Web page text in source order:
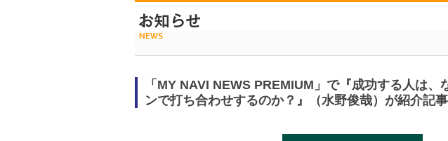
「MY NAVI NEWS PREMIUM」で『成功する人は、
ンで打ち合わせするのか？』（水野俊哉）が紹介記